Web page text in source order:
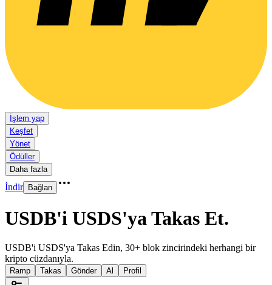
İşlem yap
Keşfet
Yönet
Ödüller
Daha fazla
İndir Bağlan
USDB'i USDS'ya Takas Et.
USDB'i USDS'ya Takas Edin, 30+ blok zincirindeki herhangi bir
kripto cüzdanıyla.
Ramp Takas Gönder Al Profil